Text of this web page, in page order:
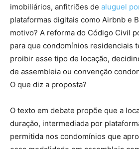
imobiliários, anfitriões de aluguel
plataformas digitais como Airbnb e
motivo? A reforma do Código Civil
para que condomínios residenciais
proibir esse tipo de locação,
de assembleia ou convenção
O que diz a proposta?
O texto em debate propõe que a
duração, intermediada por
permitida nos condomínios que